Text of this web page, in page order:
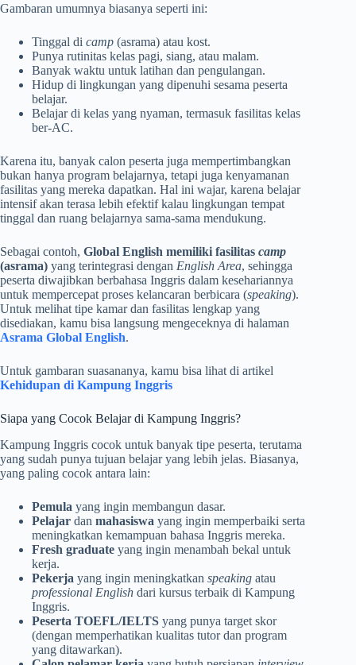
Gambaran umumnya biasanya seperti ini:
Tinggal di camp (asrama) atau kost.
Punya rutinitas kelas pagi, siang, atau malam.
Banyak waktu untuk latihan dan pengulangan.
Hidup di lingkungan yang dipenuhi sesama peserta
belajar.
Belajar di kelas yang nyaman, termasuk fasilitas kelas
ber-AC.
Karena itu, banyak calon peserta juga mempertimbangkan
bukan hanya program belajarnya, tetapi juga kenyamanan
fasilitas yang mereka dapatkan. Hal ini wajar, karena belajar
intensif akan terasa lebih efektif kalau lingkungan tempat
tinggal dan ruang belajarnya sama-sama mendukung.
Sebagai contoh, Global English memiliki fasilitas camp
(asrama) yang terintegrasi dengan English Area, sehingga
peserta diwajibkan berbahasa Inggris dalam kesehariannya
untuk mempercepat proses kelancaran berbicara (speaking).
Untuk melihat tipe kamar dan fasilitas lengkap yang
disediakan, kamu bisa langsung mengeceknya di halaman
Asrama Global English.
Untuk gambaran suasananya, kamu bisa lihat di artikel
Kehidupan di Kampung Inggris
Siapa yang Cocok Belajar di Kampung Inggris?
Kampung Inggris cocok untuk banyak tipe peserta, terutama
yang sudah punya tujuan belajar yang lebih jelas. Biasanya,
yang paling cocok antara lain:
Pemula yang ingin membangun dasar.
Pelajar dan mahasiswa yang ingin memperbaiki serta
meningkatkan kemampuan bahasa Inggris mereka.
Fresh graduate yang ingin menambah bekal untuk
kerja.
Pekerja yang ingin meningkatkan speaking atau
professional English dari kursus terbaik di Kampung
Inggris.
Peserta TOEFL/IELTS yang punya target skor
(dengan memperhatikan kualitas tutor dan program
yang ditawarkan).